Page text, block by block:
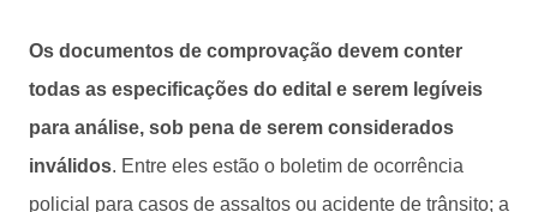
Os documentos de comprovação devem conter
todas as especificações do edital e serem legíveis
para análise, sob pena de serem considerados
inválidos. Entre eles estão o boletim de ocorrência
policial para casos de assaltos ou acidente de trânsito; a